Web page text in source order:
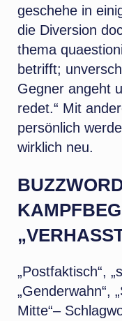
geschehe in
die Diversion
thema
betrifft;
Gegner angeht
redet.“ Mit
persönlich
wirklich neu.
„Postfaktisch“,
„Genderwahn“,
Mitte“–